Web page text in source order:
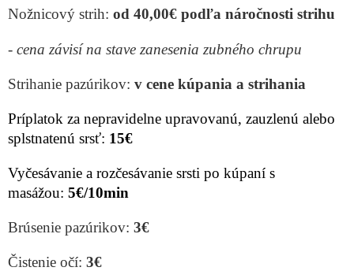
Nožnicový strih: od 40,00€ podľa náročnosti strihu
- cena závisí na stave zanesenia zubného chrupu
Strihanie pazúrikov: v cene kúpania a strihania
Príplatok za nepravidelne upravovanú, zauzlenú alebo
splstnatenú srsť: 15€
Vyčesávanie a rozčesávanie srsti po kúpaní s
masážou: 5€/10min
Brúsenie pazúrikov: 3€
Čistenie očí: 3€